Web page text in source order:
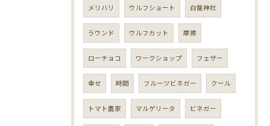
メリハリ ウルフショート 白龍神社
ラウンド ウルフカット 摩擦
ローチョコ ワークショップ フェザー
幸せ 時間 フルーツビネガー クール
トマト農家 マルゲリータ ビネガー